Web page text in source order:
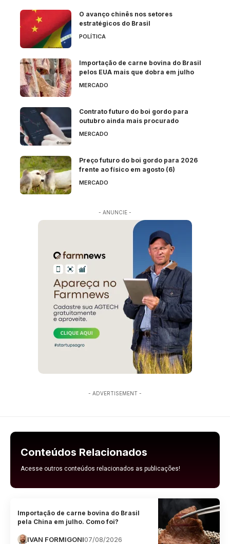
O avanço chinês nos setores
estratégicos do Brasil
POLÍTICA
Importação de carne bovina do Brasil
pelos EUA mais que dobra em julho
MERCADO
Contrato futuro do boi gordo para
outubro ainda mais procurado
MERCADO
Preço futuro do boi gordo para 2026
frente ao físico em agosto (6)
MERCADO
- ANUNCIE -
- ADVERTISEMENT -
Conteúdos Relacionados
Acesse outros conteúdos relacionados as publicações!
Importação de carne bovina do Brasil
pela China em julho. Como foi?
IVAN FORMIGONI07/08/2026